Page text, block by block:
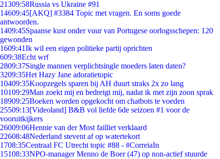
21309:58Russia vs Ukraine #91
14609:45[AKQ] #3384 Topic met vragen. En soms goede
antwoorden.
1409:45Spaanse kust onder vuur van Portugese oorlogsschepen: 120
gewonden
1609:41Ik wil een eigen politieke partij oprichten
609:38Echt wrf
2809:37Single mannen verplichtsingle moeders laten daten?
3209:35Het Hazy Jane adoratietopic
10409:35Koopzegels sparen bij AH duurt straks 2x zo lang
10109:29Man zoekt mij en bedreigt mij, nadat ik met zijn zoon sprak
18909:25Boeken worden opgekocht om chatbots te voeden
25509:13[Videoland] B&B vol liefde 6de seizoen #1 voor de
vooruitkijkers
26009:06Hennie van der Most failliet verklaard
22608:48Nederland stevent af op watertekort
1708:35Centraal FC Utrecht topic #88 - #CorreiaIn
15108:33NPO-manager Menno de Boer (47) op non-actief stuurde